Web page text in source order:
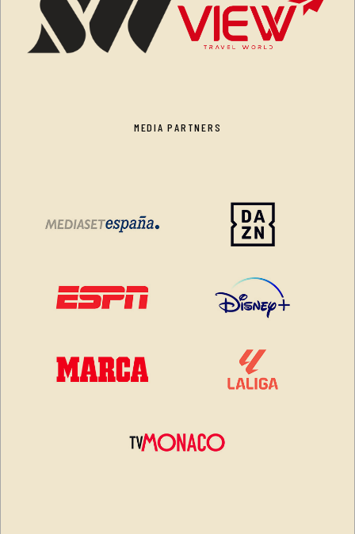
MEDIA PARTNERS